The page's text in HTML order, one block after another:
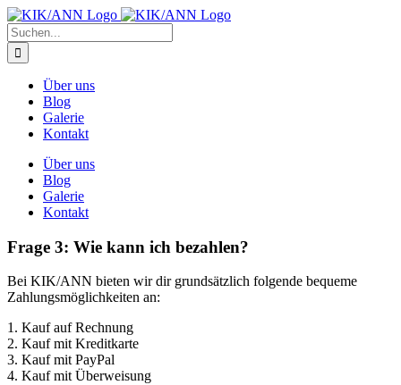
Zum
Inhalt
springen
Suche
nach:
Über uns
Blog
Galerie
Kontakt
Über uns
Blog
Galerie
Kontakt
Frage 3: Wie kann ich bezahlen?
Bei KIK/ANN bieten wir dir grundsätzlich folgende bequeme
Zahlungsmöglichkeiten an:
1. Kauf auf Rechnung
2. Kauf mit Kreditkarte
3. Kauf mit PayPal
4. Kauf mit Überweisung